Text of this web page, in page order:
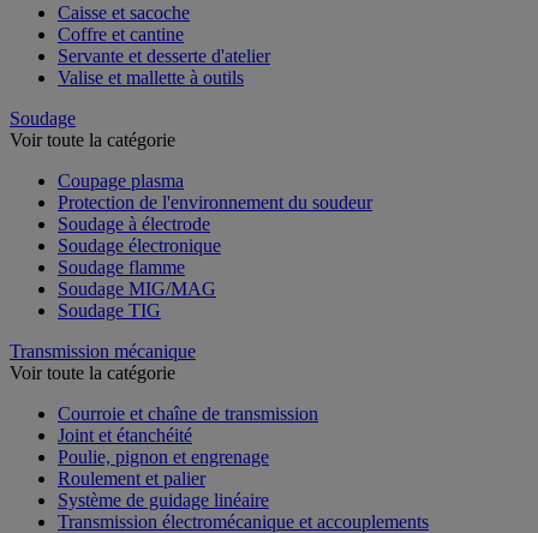
Caisse et sacoche
Coffre et cantine
Servante et desserte d'atelier
Valise et mallette à outils
Soudage
Voir toute la catégorie
Coupage plasma
Protection de l'environnement du soudeur
Soudage à électrode
Soudage électronique
Soudage flamme
Soudage MIG/MAG
Soudage TIG
Transmission mécanique
Voir toute la catégorie
Courroie et chaîne de transmission
Joint et étanchéité
Poulie, pignon et engrenage
Roulement et palier
Système de guidage linéaire
Transmission électromécanique et accouplements